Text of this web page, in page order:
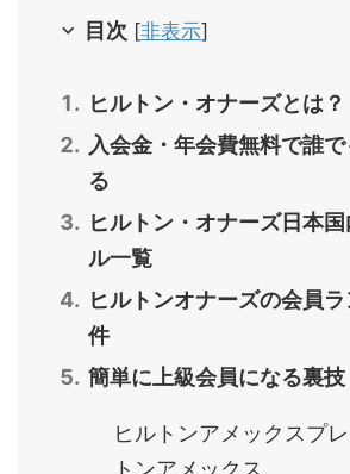
目次 [非表示]
ヒルトン・オナーズとは？
入会金・年会費無料で誰
る
ヒルトン・オナーズ日本
ル一覧
ヒルトンオナーズの会員
件
簡単に上級会員になる裏技
ヒルトンアメックスプ
トンアメックス